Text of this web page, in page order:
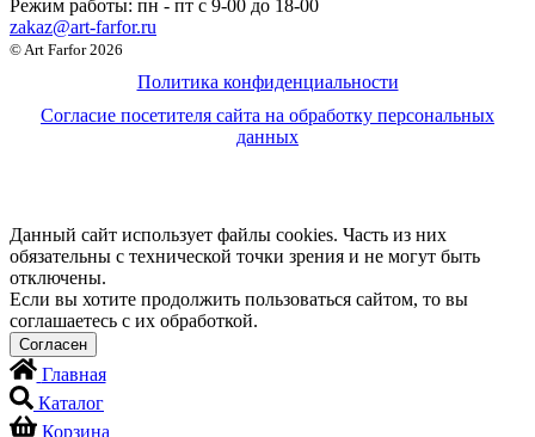
Режим работы: пн - пт c 9-00 до 18-00
zakaz@art-farfor.ru
© Art Farfor 2026
Политика конфиденциальности
Согласие посетителя сайта на обработку персональных
данных
Данный сайт использует файлы cookies. Часть из них
обязательны с технической точки зрения и не могут быть
отключены.
Если вы хотите продолжить пользоваться сайтом, то вы
соглашаетесь с их обработкой.
Главная
Каталог
Корзина